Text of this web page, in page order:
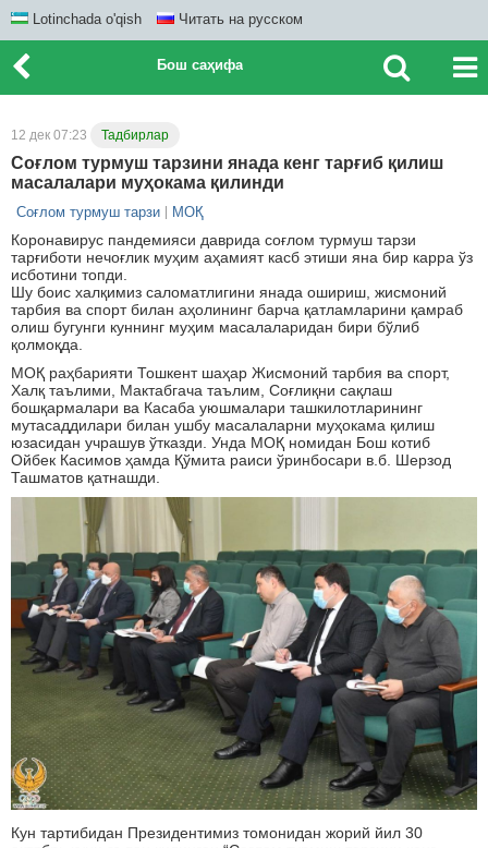
Lotinchada o'qish Читать на русском
Бош саҳифа
12 дек 07:23 Тадбирлар
Cоғлом турмуш тарзини янада кенг тарғиб қилиш
масалалари муҳокама қилинди
Соғлом турмуш тарзи МОҚ
Коронавирус пандемияси даврида соғлом турмуш тарзи
тарғиботи нечоғлик муҳим аҳамият касб этиши яна бир карра ўз
исботини топди.
Шу боис халқимиз саломатлигини янада ошириш, жисмоний
тарбия ва спорт билан аҳолининг барча қатламларини қамраб
олиш бугунги куннинг муҳим масалаларидан бири бўлиб
қолмоқда.
МОҚ раҳбарияти Тошкент шаҳар Жисмоний тарбия ва спорт,
Халқ таълими, Мактабгача таълим, Соғлиқни сақлаш
бошқармалари ва Касаба уюшмалари ташкилотларининг
мутасаддилари билан ушбу масалаларни муҳокама қилиш
юзасидан учрашув ўтказди. Унда МОҚ номидан Бош котиб
Ойбек Касимов ҳамда Қўмита раиси ўринбосари в.б. Шерзод
Ташматов қатнашди.
Кун тартибидан Президентимиз томонидан жорий йил 30